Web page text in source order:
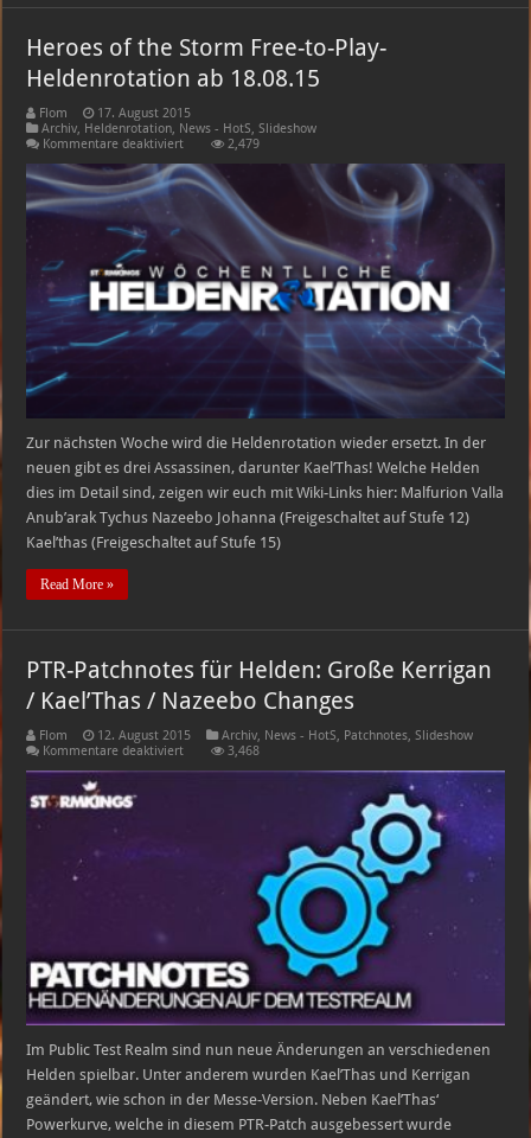
Heroes of the Storm Free-to-Play-
Heldenrotation ab 18.08.15
Flom
17. August 2015
Archiv, Heldenrotation, News - HotS,Slideshow
Kommentare deaktiviertfür
of
the
Storm
to-
Heldenrotation
ab
18.08.15
2,479
Zur nächsten Woche wird die Heldenrotation wieder ersetzt. In der
neuen gibt es drei Assassinen, darunter Kael’Thas! Welche Helden
dies im Detail sind, zeigen wir euch mit Wiki-Links hier: Malfurion Valla
Anub’arak Tychus Nazeebo Johanna (Freigeschaltet auf Stufe 12)
Kael’thas (Freigeschaltet auf Stufe 15)
Read More »
PTR-Patchnotes für Helden: Große Kerrigan
/ Kael’Thas / Nazeebo Changes
Flom 12. August 2015 Archiv, News - HotS, Patchnotes,Slideshow
Kommentare deaktiviertfür
3,468
Im Public Test Realm sind nun neue Änderungen an verschiedenen
Helden spielbar. Unter anderem wurden Kael’Thas und Kerrigan
geändert, wie schon in der Messe-Version. Neben Kael’Thas‘
Powerkurve, welche in diesem PTR-Patch ausgebessert wurde